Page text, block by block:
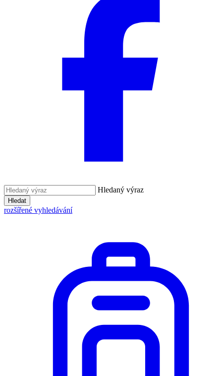
Hledaný výraz
Hledat
rozšířené vyhledávání